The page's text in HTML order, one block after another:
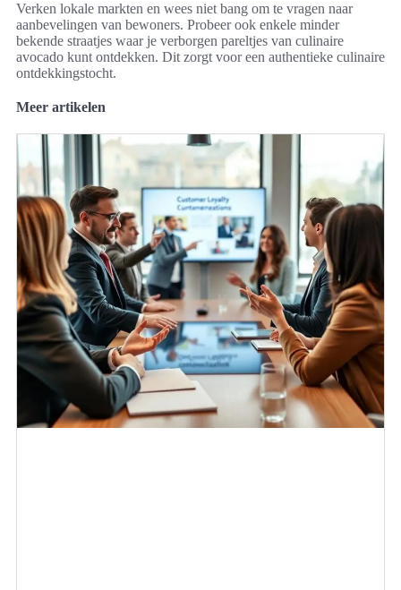
Verken lokale markten en wees niet bang om te vragen naar
aanbevelingen van bewoners. Probeer ook enkele minder
bekende straatjes waar je verborgen pareltjes van culinaire
avocado kunt ontdekken. Dit zorgt voor een authentieke culinaire
ontdekkingstocht.
Meer artikelen